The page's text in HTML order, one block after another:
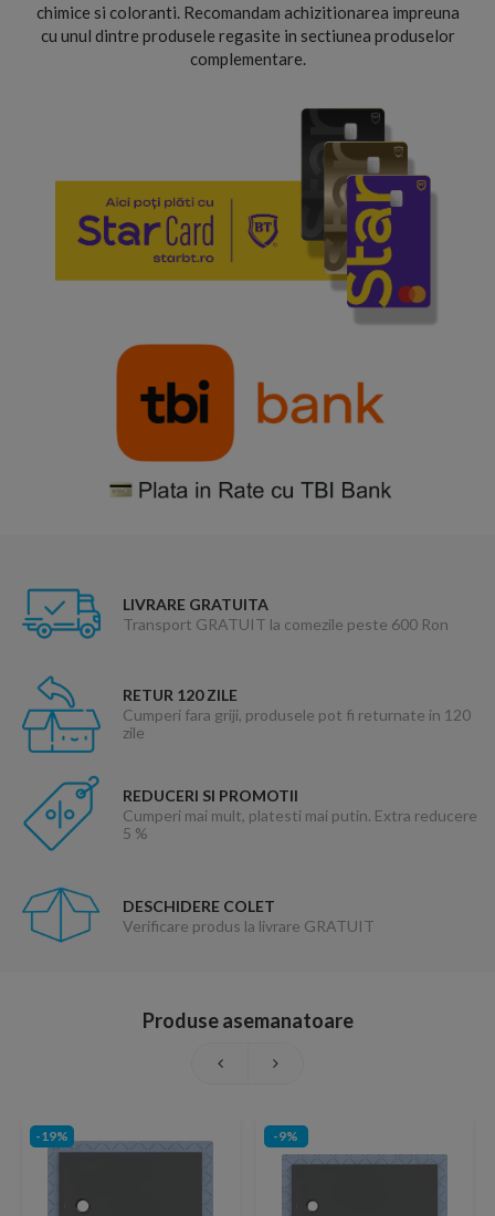
chimice si coloranti. Recomandam achizitionarea impreuna
cu unul dintre produsele regasite in sectiunea produselor
complementare.
LIVRARE GRATUITA
Transport GRATUIT la comezile peste 600 Ron
RETUR 120 ZILE
Cumperi fara griji, produsele pot fi returnate in 120
zile
REDUCERI SI PROMOTII
Cumperi mai mult, platesti mai putin. Extra reducere
5 %
DESCHIDERE COLET
Verificare produs la livrare GRATUIT
Produse asemanatoare
-19% -9%